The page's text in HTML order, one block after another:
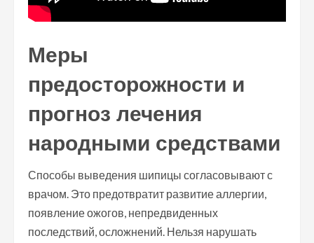
Меры
предосторожности и
прогноз лечения
народными средствами
Способы выведения шипицы согласовывают с
врачом. Это предотвратит развитие аллергии,
появление ожогов, непредвиденных
последствий, осложнений. Нельзя нарушать